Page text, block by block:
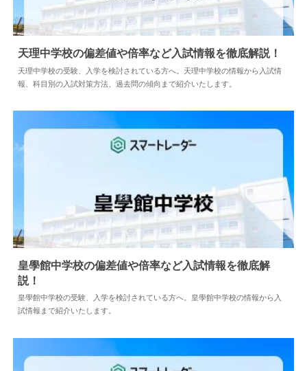
中学情報
天理中学校の偏差値や倍率など入試情報を徹底解説！
天理中学校の受験、入学を検討されている方へ。天理中学校の情報から入試情
報、科目別の入試対策方法、過去問の傾向まで紹介いたします。
中学情報 2024.04.02
皇學館中学校の偏差値や倍率など入試情報を徹底解
説！
皇學館中学校の受験、入学を検討されている方へ。皇學館中学校の情報から入
試情報まで紹介いたします。